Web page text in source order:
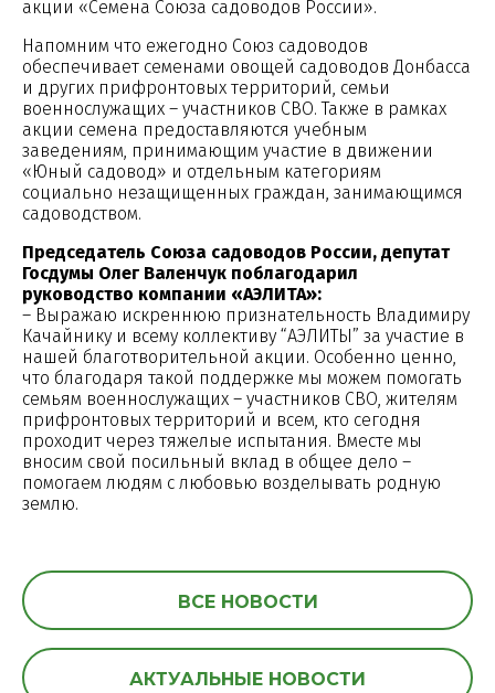
акции «Семена Союза садоводов России».
Напомним что ежегодно Союз садоводов
обеспечивает семенами овощей садоводов Донбасса
и других прифронтовых территорий, семьи
военнослужащих – участников СВО. Также в рамках
акции семена предоставляются учебным
заведениям, принимающим участие в движении
«Юный садовод» и отдельным категориям
социально незащищенных граждан, занимающимся
садоводством.
Председатель Союза садоводов России, депутат
Госдумы Олег Валенчук поблагодарил
руководство компании «АЭЛИТА»:
– Выражаю искреннюю признательность Владимиру
Качайнику и всему коллективу “АЭЛИТЫ” за участие в
нашей благотворительной акции. Особенно ценно,
что благодаря такой поддержке мы можем помогать
семьям военнослужащих – участников СВО, жителям
прифронтовых территорий и всем, кто сегодня
проходит через тяжелые испытания. Вместе мы
вносим свой посильный вклад в общее дело –
помогаем людям с любовью возделывать родную
землю.
ВСЕ НОВОСТИ
АКТУАЛЬНЫЕ НОВОСТИ